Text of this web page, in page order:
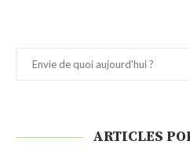
ARTICLES